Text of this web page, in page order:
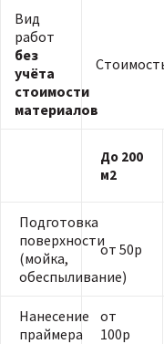
Вид
работ
без
учёта
стоимости
материалов
До 200
м2
Подготовка
поверхности
(мойка,
обеспыливание)
от 50р
Нанесение
праймера
от
100р